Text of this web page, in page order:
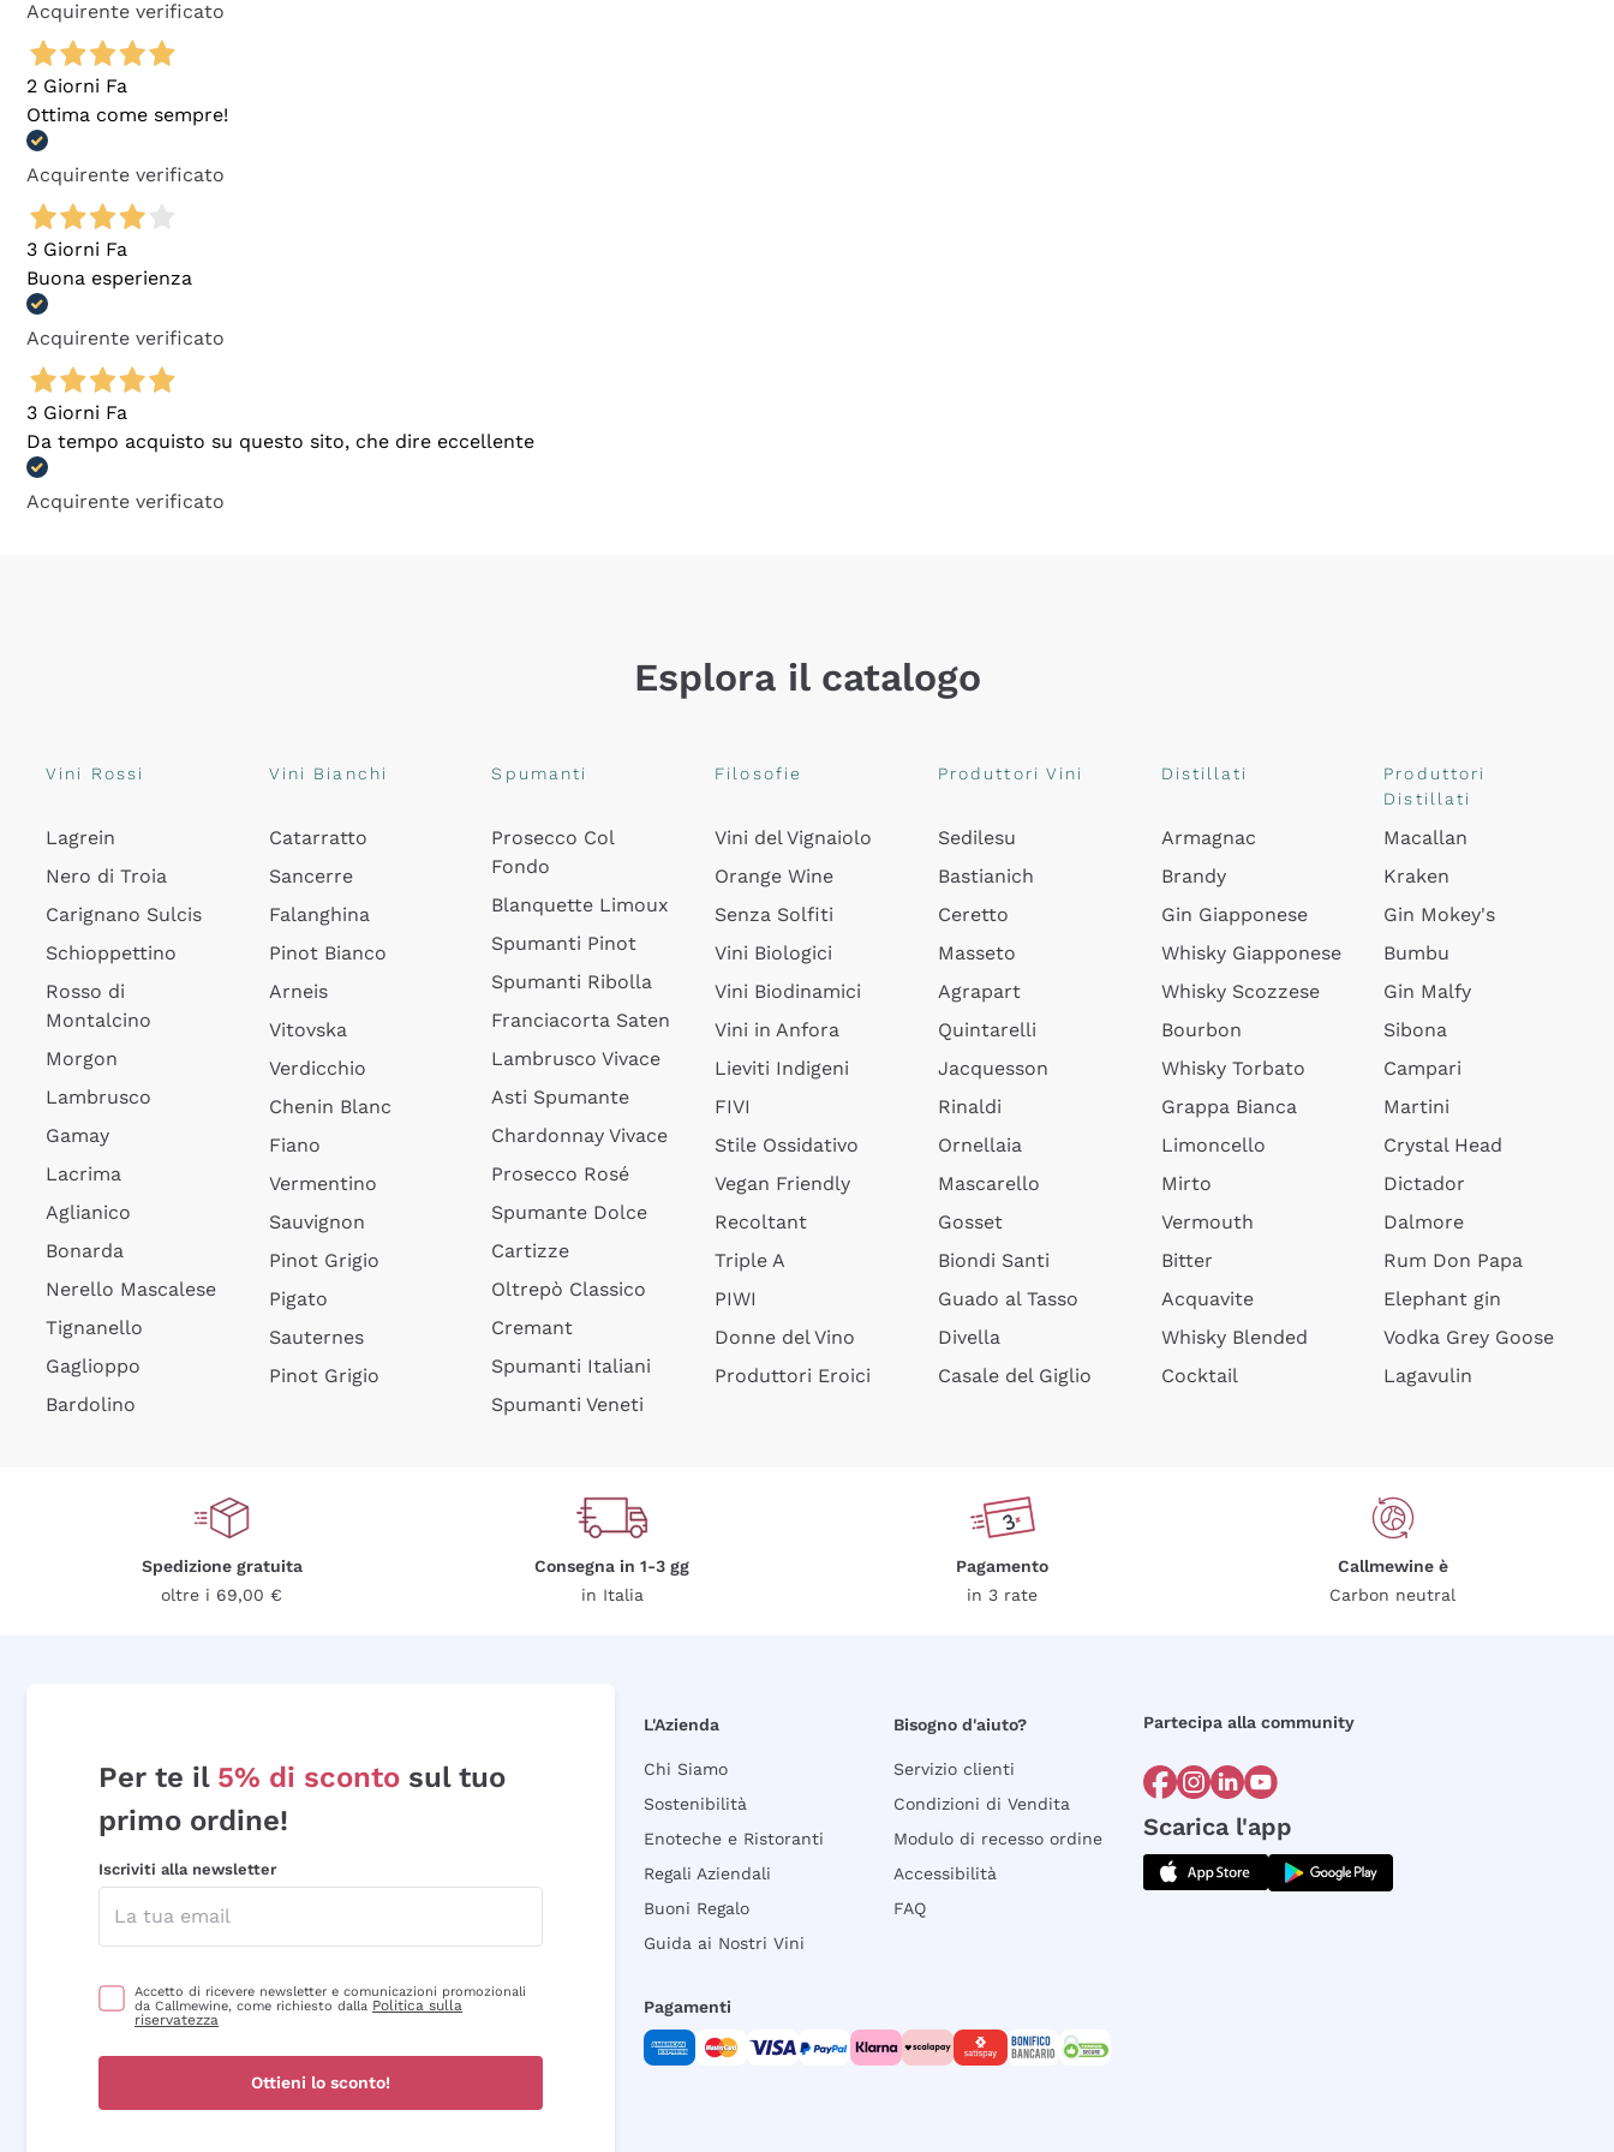
Acquirente verificato
2 Giorni Fa
Ottima come sempre!
Acquirente verificato
3 Giorni Fa
Buona esperienza
Acquirente verificato
3 Giorni Fa
Da tempo acquisto su questo sito, che dire eccellente
Acquirente verificato
Esplora il catalogo
Vini Rossi
Lagrein
Nero di Troia
Carignano Sulcis
Schioppettino
Rosso di
Montalcino
Morgon
Lambrusco
Gamay
Lacrima
Aglianico
Bonarda
Nerello Mascalese
Tignanello
Gaglioppo
Bardolino
Vini Bianchi
Catarratto
Sancerre
Falanghina
Pinot Bianco
Arneis
Vitovska
Verdicchio
Chenin Blanc
Fiano
Vermentino
Sauvignon
Pinot Grigio
Pigato
Sauternes
Pinot Grigio
Spumanti
Prosecco Col
Fondo
Blanquette Limoux
Spumanti Pinot
Spumanti Ribolla
Franciacorta Saten
Lambrusco Vivace
Asti Spumante
Chardonnay Vivace
Prosecco Rosé
Spumante Dolce
Cartizze
Oltrepò Classico
Cremant
Spumanti Italiani
Spumanti Veneti
Filosofie
Vini del Vignaiolo
Orange Wine
Senza Solfiti
Vini Biologici
Vini Biodinamici
Vini in Anfora
Lieviti Indigeni
FIVI
Stile Ossidativo
Vegan Friendly
Recoltant
Triple A
PIWI
Donne del Vino
Produttori Eroici
Produttori Vini
Sedilesu
Bastianich
Ceretto
Masseto
Agrapart
Quintarelli
Jacquesson
Rinaldi
Ornellaia
Mascarello
Gosset
Biondi Santi
Guado al Tasso
Divella
Casale del Giglio
Distillati
Armagnac
Brandy
Gin Giapponese
Whisky Giapponese
Whisky Scozzese
Bourbon
Whisky Torbato
Grappa Bianca
Limoncello
Mirto
Vermouth
Bitter
Acquavite
Whisky Blended
Cocktail
Produttori
Distillati
Macallan
Kraken
Gin Mokey's
Bumbu
Gin Malfy
Sibona
Campari
Martini
Crystal Head
Dictador
Dalmore
Rum Don Papa
Elephant gin
Vodka Grey Goose
Lagavulin
Spedizione gratuita
oltre i 69,00 €
Consegna in 1-3 gg
in Italia
Pagamento
in 3 rate
Callmewine è
Carbon neutral
Per te il 5% di sconto sul tuo
primo ordine!
Iscriviti alla newsletter
Accetto di ricevere newsletter e comunicazioni promozionali
da Callmewine, come richiesto dalla Politica sulla
riservatezza
Ottieni lo sconto!
L'Azienda
Chi Siamo
Sostenibilità
Enoteche e Ristoranti
Regali Aziendali
Buoni Regalo
Guida ai Nostri Vini
Bisogno d'aiuto?
Servizio clienti
Condizioni di Vendita
Modulo di recesso ordine
Accessibilità
FAQ
Partecipa alla community
Scarica l'app
Pagamenti